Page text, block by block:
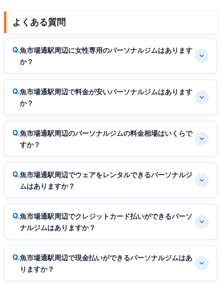
よくある質問
魚市場通駅周辺に女性専用のパーソナルジムはあります
か？
魚市場通駅周辺で料金が安いパーソナルジムはあります
か？
魚市場通駅周辺のパーソナルジムの料金相場はいくらで
すか？
魚市場通駅周辺でウェアをレンタルできるパーソナルジ
ムはありますか？
魚市場通駅周辺でクレジットカード払いができるパーソ
ナルジムはありますか？
魚市場通駅周辺で現金払いができるパーソナルジムはあ
りますか？